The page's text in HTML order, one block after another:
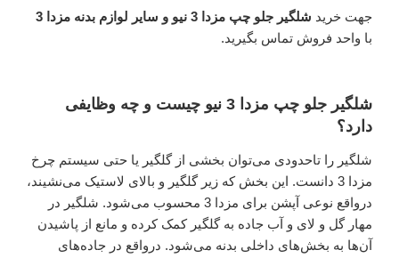
جهت خرید شلگیر جلو چپ مزدا 3 نیو و سایر لوازم بدنه مزدا 3
با واحد فروش تماس بگیرید.
شلگیر جلو چپ مزدا 3 نیو چیست و چه وظایفی
دارد؟
شلگیر را تاحدودی می‌توان بخشی از گلگیر یا حتی سیستم چرخ
مزدا 3 دانست. این بخش که زیر گلگیر و بالای لاستیک می‌نشیند،
درواقع نوعی آپشن برای مزدا 3 محسوب می‌شود. شلگیر در
مهار گل و لای و آب جاده به گلگیر کمک کرده و مانع از پاشیدن
آن‌ها به بخش‌های داخلی بدنه می‌شود. درواقع در جاده‌های